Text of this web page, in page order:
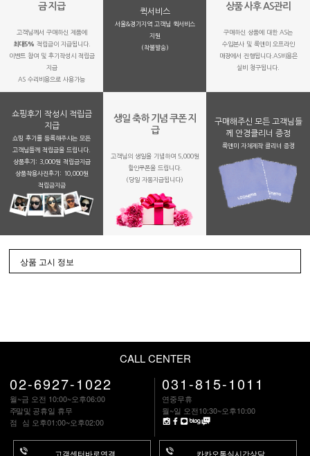
금 지급
고객님께서 구매하신 제품에
최대5% 적립금이 지급됩니다.
이벤트 참여 및 후기작성시 적립금
지급
AS 수리비용으로 사용가능
퀵서비스
서울&경기지역 고객님 퀵서비스
지원
(착불발송)
상품 사후 AS관리
구매하신 상품에 대한 AS는
수입본사 및 룩앤미 오프라인
매장에서 진행됩니다.AS비용은
실비 청구됩니다.
쇼핑후기 작성시 적립금
지급
쇼핑 후기를 등록해주시는 모든
고객님들께 적립금을 드립니다.
상품후기: 3,000원 적립금지급
상품착용사진후기: 10,000원
적립금지금
생일 축하 기념 쿠폰 지
급
고객님의 생일을 기념하여 5,000원
할인쿠폰을 드립니다.
(당일 자동지급됩니다)
구매해주신 모든 고객님들
께 안경클리너 증정
룩앤미 자체제작 클리너 증정
상품 고시 정보
CALL CENTER
02-6927-1022
월~금 오전 10:00~오후06:00
주말및 공휴일 휴무
점 심 오후01:00~오후02:00
고객센터바로연결
031-815-1011
연중무휴
월~일 오전10:30~오후10:00
카카오톡실시간상담